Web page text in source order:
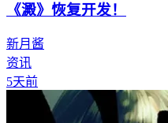
《澱》恢复开发！
新月酱
资讯
5天前